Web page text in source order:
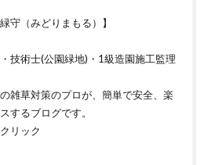
守（みどりまもる）】
技術士(公園緑地)・1級造園施工監理
雑草対策のプロが、簡単で安全、楽
するブログです。
クリック